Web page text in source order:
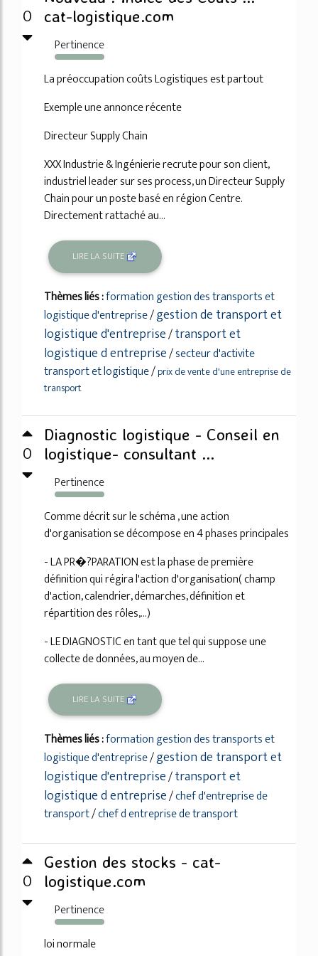
0
cat-logistique.com
Pertinence
376%
La préoccupation coûts Logistiques est partout
Exemple une annonce récente
Directeur Supply Chain
XXX Industrie & Ingénierie recrute pour son client,
industriel leader sur ses process, un Directeur Supply
Chain pour un poste basé en région Centre.
Directement rattaché au...
LIRE LA SUITE
Thèmes liés :formation gestion des transports et
logistique d'entreprise/gestion de transport et
logistique d'entreprise/transport et
logistique d entreprise/secteur d'activite
transport et logistique/prix de vente d'une entreprise de
transport
0
Diagnostic logistique - Conseil en
logistique- consultant ...
Pertinence
308%
Comme décrit sur le schéma , une action
d'organisation se décompose en 4 phases principales
- LA PR�?PARATION est la phase de première
définition qui régira l'action d'organisation( champ
d'action, calendrier, démarches, définition et
répartition des rôles,...)
- LE DIAGNOSTIC en tant que tel qui suppose une
collecte de données, au moyen de...
LIRE LA SUITE
Thèmes liés :formation gestion des transports et
logistique d'entreprise/gestion de transport et
logistique d'entreprise/transport et
logistique d entreprise/chef d'entreprise de
transport/chef d entreprise de transport
0
Gestion des stocks - cat-
logistique.com
Pertinence
155%
loi normale